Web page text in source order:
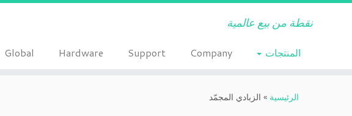
نقطة من بيع عالمية
المنتجات Company
Support
Hardware
Global
الرئيسية » الزبادي المجمّد